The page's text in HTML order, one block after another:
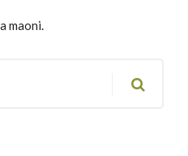
maoni.